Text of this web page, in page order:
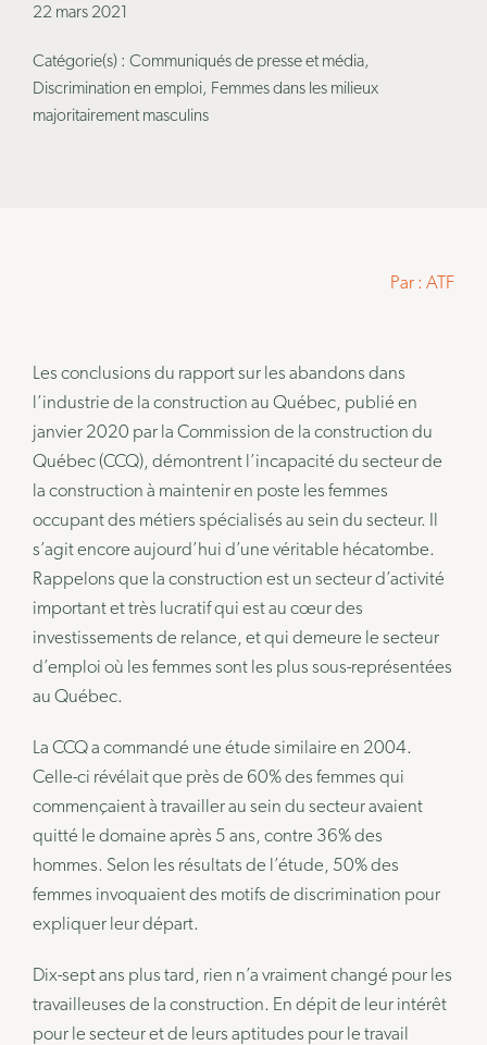
Publications
22 mars 2021
Catégorie(s) : Communiqués de presse et média,
Discrimination en emploi, Femmes dans les milieux
majoritairement masculins
Par : ATF
Les conclusions du rapport sur les abandons dans
l’industrie de la construction au Québec, publié en
janvier 2020 par la Commission de la construction du
Québec (CCQ), démontrent l’incapacité du secteur de
la construction à maintenir en poste les femmes
occupant des métiers spécialisés au sein du secteur. Il
s’agit encore aujourd’hui d’une véritable hécatombe.
Rappelons que la construction est un secteur d’activité
important et très lucratif qui est au cœur des
investissements de relance, et qui demeure le secteur
d’emploi où les femmes sont les plus sous-représentées
au Québec.
La CCQ a commandé une étude similaire en 2004.
Celle-ci révélait que près de 60% des femmes qui
commençaient à travailler au sein du secteur avaient
quitté le domaine après 5 ans, contre 36% des
hommes. Selon les résultats de l’étude, 50% des
femmes invoquaient des motifs de discrimination pour
expliquer leur départ.
Dix-sept ans plus tard, rien n’a vraiment changé pour les
travailleuses de la construction. En dépit de leur intérêt
pour le secteur et de leurs aptitudes pour le travail